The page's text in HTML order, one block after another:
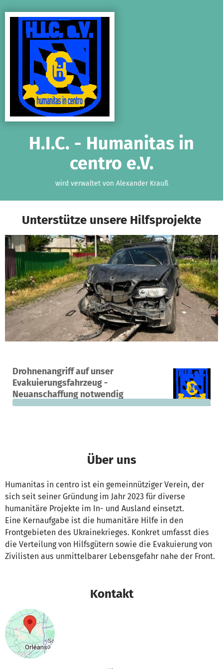
H.I.C. - Humanitas in
centro e.V.
wird verwaltet von Alexander Krauß
Unterstütze unsere Hilfsprojekte
Drohnenangriff auf unser
Evakuierungsfahrzeug -
Neuanschaffung notwendig
Ein Projekt in Speichersdorf, Deutschland
0
Spenden
0 %
finanziert
29.997 €
fehlen noch
Über uns
Humanitas in centro ist ein gemeinnütziger Verein, der
sich seit seiner Gründung im Jahr 2023 für diverse
humanitäre Projekte im In- und Ausland einsetzt.
Eine Kernaufgabe ist die humanitäre Hilfe in den
Frontgebieten des Ukrainekrieges. Konkret umfasst dies
die Verteilung von Hilfsgütern sowie die Evakuierung von
Zivilisten aus unmittelbarer Lebensgefahr nahe der Front.
Kontakt